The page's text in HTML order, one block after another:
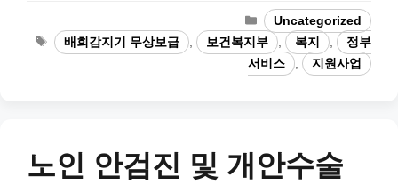
Categories
Uncategorized
Tags
배회감지기 무상보급 보건복지부 복지
정부
서비스
지원사업
노인 안검진 및 개안수술